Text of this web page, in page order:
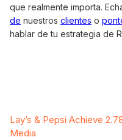
que realmente importa.
de nuestros clientes o
hablar de tu estrategia de
Lay’s & Pepsi Achieve
Media